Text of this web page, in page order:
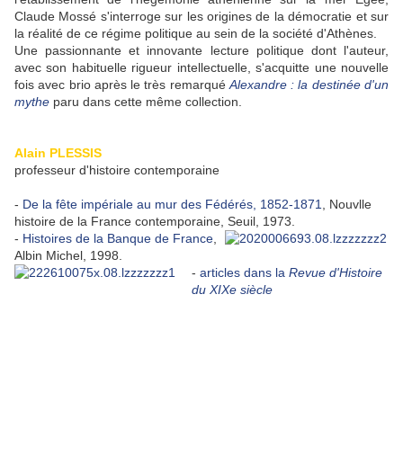
Claude Mossé s'interroge sur les origines de la démocratie et sur
la réalité de ce régime politique au sein de la société d'Athènes.
Une passionnante et innovante lecture politique dont l'auteur,
avec son habituelle rigueur intellectuelle, s'acquitte une nouvelle
fois avec brio après le très remarqué Alexandre : la destinée d'un
mythe paru dans cette même collection.
Alain PLESSIS
professeur d'histoire contemporaine
- De la fête impériale au mur des Fédérés, 1852-1871
, Nouvlle
histoire de la France contemporaine, Seuil, 1973.
- Histoires de la Banque de France
Albin Michel, 1998.
- articles dans la Revue d'Histoire
du XIXe siècle